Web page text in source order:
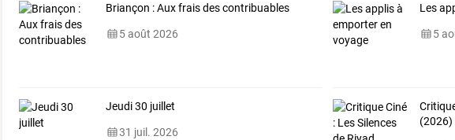
Briançon : Aux frais des contribuables
5 août 2026
Les
5
Jeudi 30 juillet
31 juil. 2026
(2026)